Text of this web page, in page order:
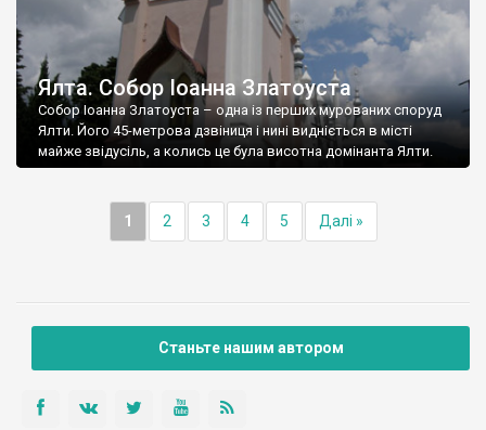
Ялта. Собор Іоанна Златоуста
Собор Іоанна Златоуста – одна із перших мурованих споруд
Ялти. Його 45-метрова дзвіниця і нині видніється в місті
майже звідусіль, а колись це була висотна домінанта Ялти.
1 2 3 4 5 Далі »
Станьте нашим автором